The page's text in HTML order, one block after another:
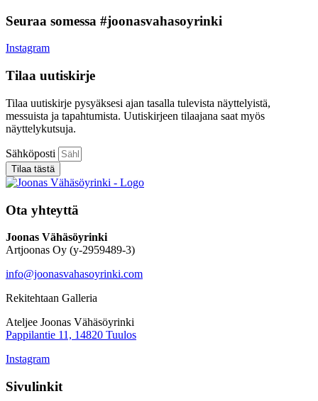
Seuraa somessa #joonasvahasoyrinki
Instagram
Tilaa uutiskirje
Tilaa uutiskirje pysyäksesi ajan tasalla tulevista näyttelyistä,
messuista ja tapahtumista. Uutiskirjeen tilaajana saat myös
näyttelykutsuja.
Sähköposti
Tilaa tästä
Ota yhteyttä
Joonas Vähäsöyrinki
Artjoonas Oy (y-2959489-3)
info@joonasvahasoyrinki.com
Rekitehtaan Galleria
Ateljee Joonas Vähäsöyrinki
Pappilantie 11, 14820 Tuulos
Instagram
Sivulinkit